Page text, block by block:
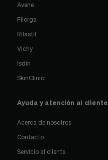
Avene
Filorga
Rilastil
Vichy
Isdin
SkinClinic
Ayuda y atención al cliente
Acerca de nosotros
Contacto
Servicio al cliente